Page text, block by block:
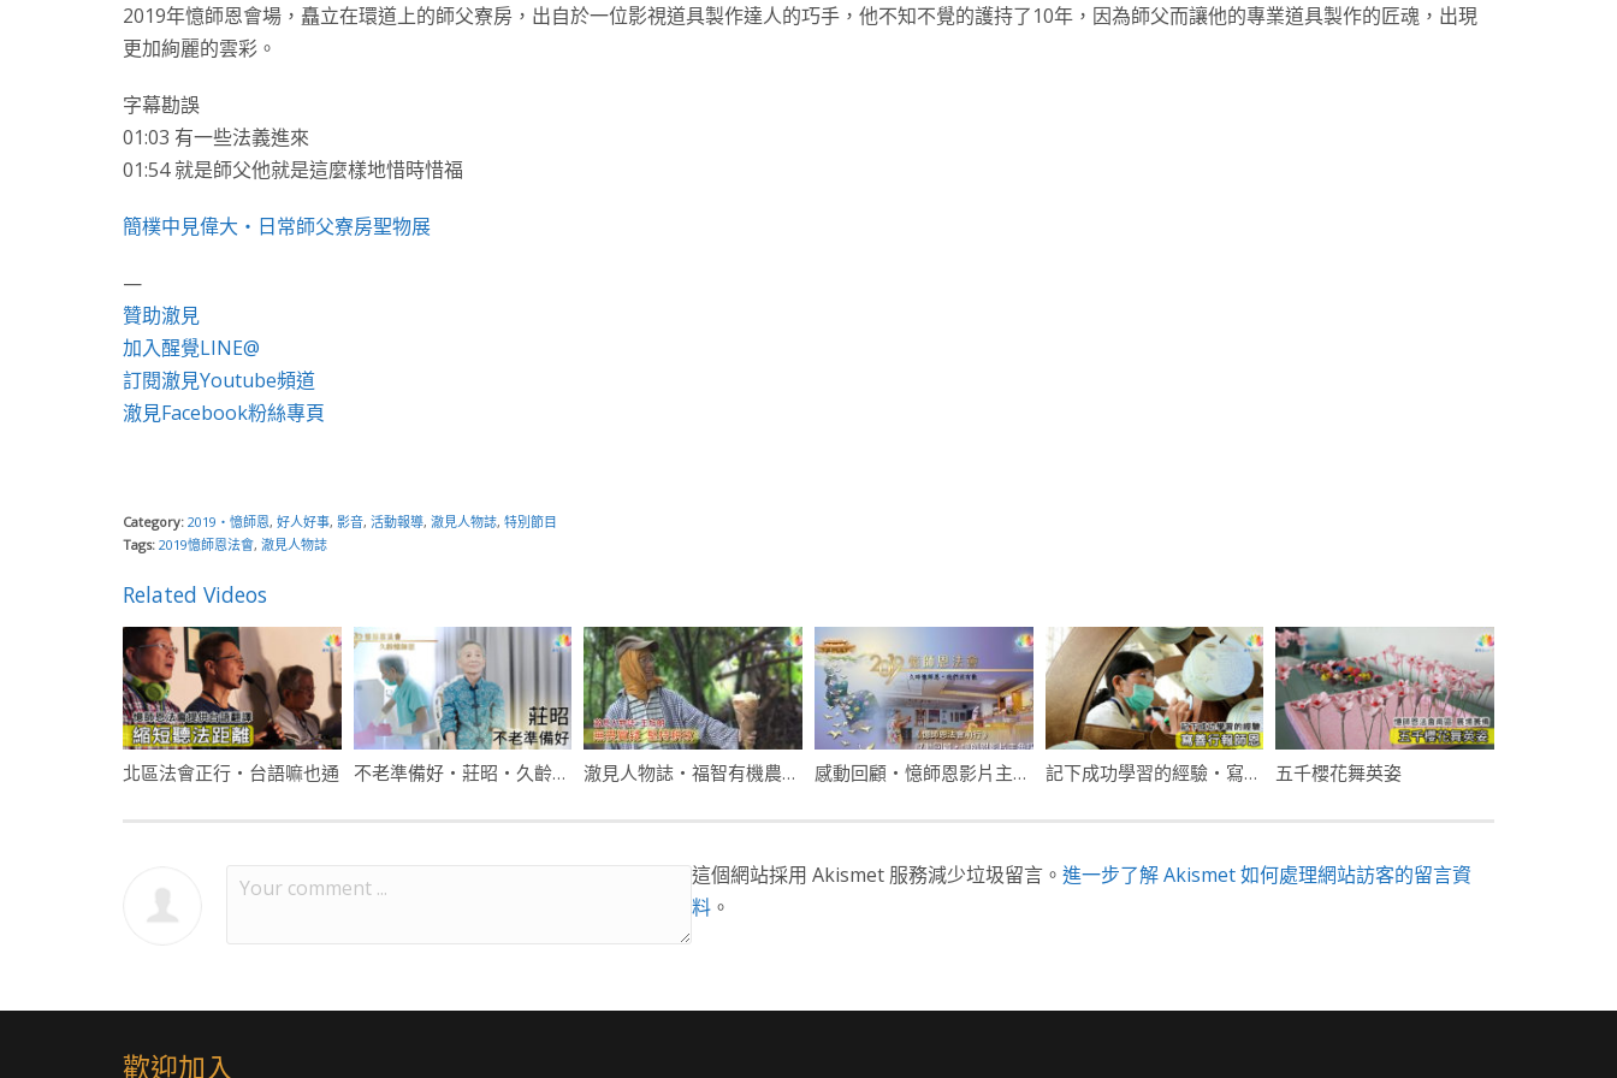
2019年憶師恩會場，矗立在環道上的師父寮房，出自於一位影視道具製作達人的巧手，他不知不覺的護持了10年，因為師父而讓他的專業道具製作的匠魂，出現
更加絢麗的雲彩。
字幕勘誤
01:03 有一些法義進來
01:54 就是師父他就是這麼樣地惜時惜福
簡樸中見偉大・日常師父寮房聖物展
—
贊助澈見
加入醒覺LINE@
訂閱澈見Youtube頻道
澈見Facebook粉絲專頁
Category: 2019・憶師恩, 好人好事, 影音, 活動報導, 澈見人物誌, 特別節目
Tags: 2019憶師恩法會, 澈見人物誌
Related Videos
北區法會正行・台語嘛也通 不老準備好・莊昭・久齡憶師恩 澈見人物誌・福智有機農・王旭朗 感動回顧・憶師恩影片主角採訪・蔡阿嬤 記下成功學習的經驗・寫善行報師恩 五千櫻花舞英姿
這個網站採用 Akismet 服務減少垃圾留言。 進一步了解 Akismet 如何處理網站訪客的留言資
料 。
歡迎加入